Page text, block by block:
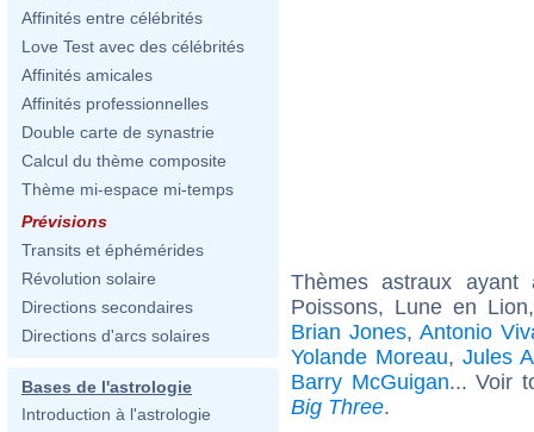
Affinités entre célébrités
Love Test avec des célébrités
Affinités amicales
Affinités professionnelles
Double carte de synastrie
Calcul du thème composite
Thème mi-espace mi-temps
Prévisions
Transits et éphémérides
Révolution solaire
Directions secondaires
Directions d'arcs solaires
Bases de l'astrologie
Introduction à l'astrologie
Thèmes astraux
Poissons, Lune en
Brian Jones, Antonio
Yolande Moreau, Jules
Barry McGuigan... Voir
Big Three.